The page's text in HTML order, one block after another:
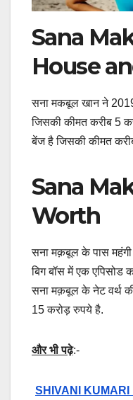
Sana
House
सना मकबूल खान ने
जिसकी कीमत करीब 5
बेंज है जिसकी कीमत
Sana
Worth
सना मक़बूल के पास
बिग बॉस में एक एपिसोड
सना मक़बूल के नेट वर्थ
15 करोड़ रुपये है.
और भी पढ़े:-
SHIVANI KUMARI